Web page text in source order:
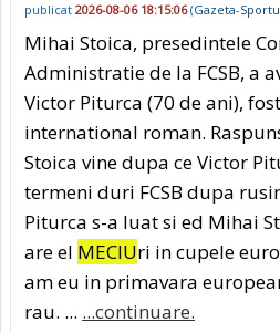
publicat 2026-08-06 18:15:06(Gazeta-
Mihai Stoica, presedintele
Administratie de la FCSB, a
Victor Piturca (70 de ani),
international roman.
Stoica vine dupa ce Victor
termeni duri FCSB dupa
Piturca s-a luat si ed Mihai
are el MECIUri in cupele
am eu in primavara
rau. ... ...continuare.